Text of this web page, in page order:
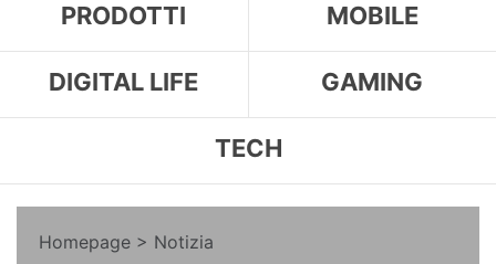
PRODOTTI MOBILE
DIGITAL LIFE GAMING
TECH
Homepage > Notizia